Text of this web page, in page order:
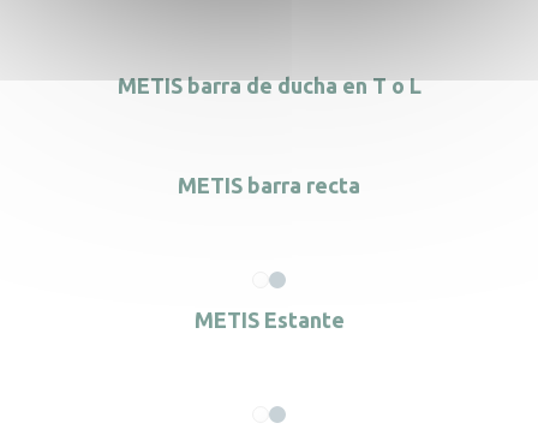
METIS barra de ducha en T o L
METIS barra recta
METIS Estante